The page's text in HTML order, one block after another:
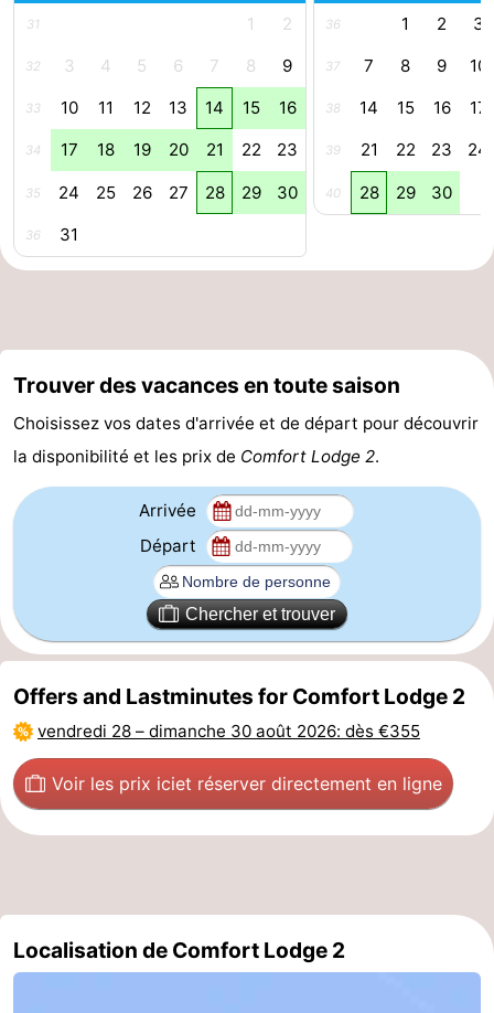
Bruges
Ypres
côte
Nature
Blankenberge
-
Wenduine
-
Middelkerke
-
Oostduinkerke
-
Koksijde
-
La
-
31 1 2
32 3 4 5 6 7 8 9
33 10 11 12 13 14 15 16
34 17 18 19 20 21 22 23
35 24 25 26 27 28 29 30
36 31
36 1 2 3
37 7 8 9 10
38 14 15 16 17
39 21 22 23 24
40 28 29 30
Trouver des vacances en toute saison
Choisissez vos dates d'arrivée et de départ pour découvrir
la disponibilité et les prix de Comfort Lodge 2.
Arrivée
Départ
Chercher et trouver
Offers and Lastminutes for Comfort Lodge 2
vendredi 28 – dimanche 30 août 2026: dès €355
Voir les prix iciet réserver directement en ligne
Localisation de Comfort Lodge 2